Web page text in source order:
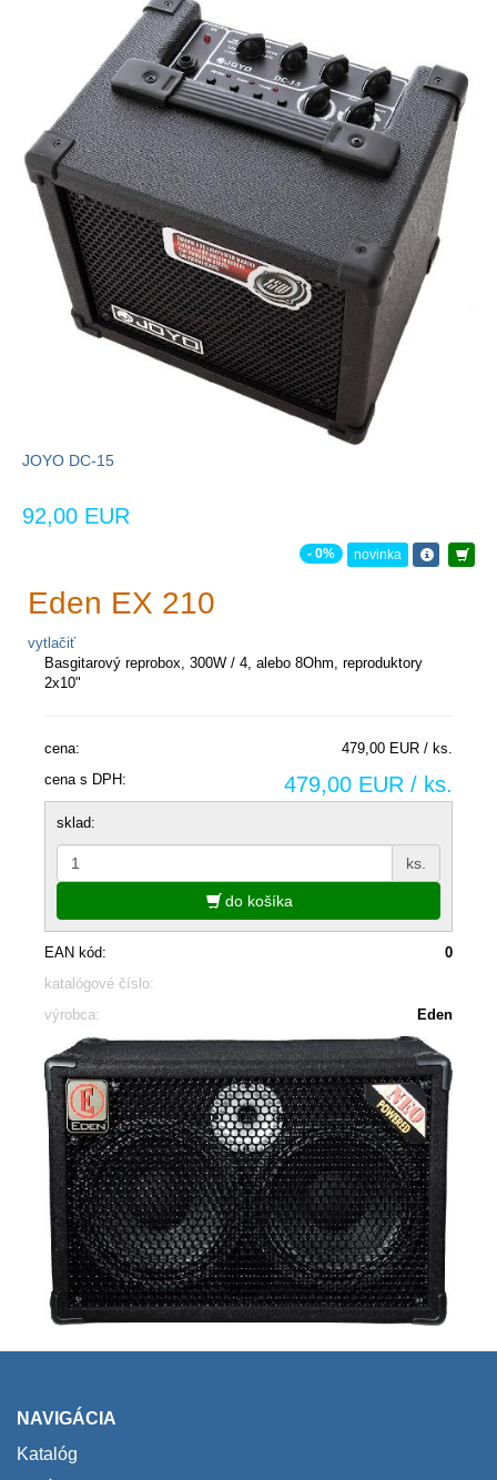
JOYO DC-15
92,00 EUR
- 0% novinka
Eden EX 210
vytlačiť
Basgitarový reprobox, 300W / 4, alebo 8Ohm, reproduktory
2x10"
cena:
479,00 EUR / ks.
cena s DPH:
479,00 EUR / ks.
sklad:
ks.
do košíka
EAN kód:
0
katalógové číslo:
výrobca:
Eden
NAVIGÁCIA
Katalóg